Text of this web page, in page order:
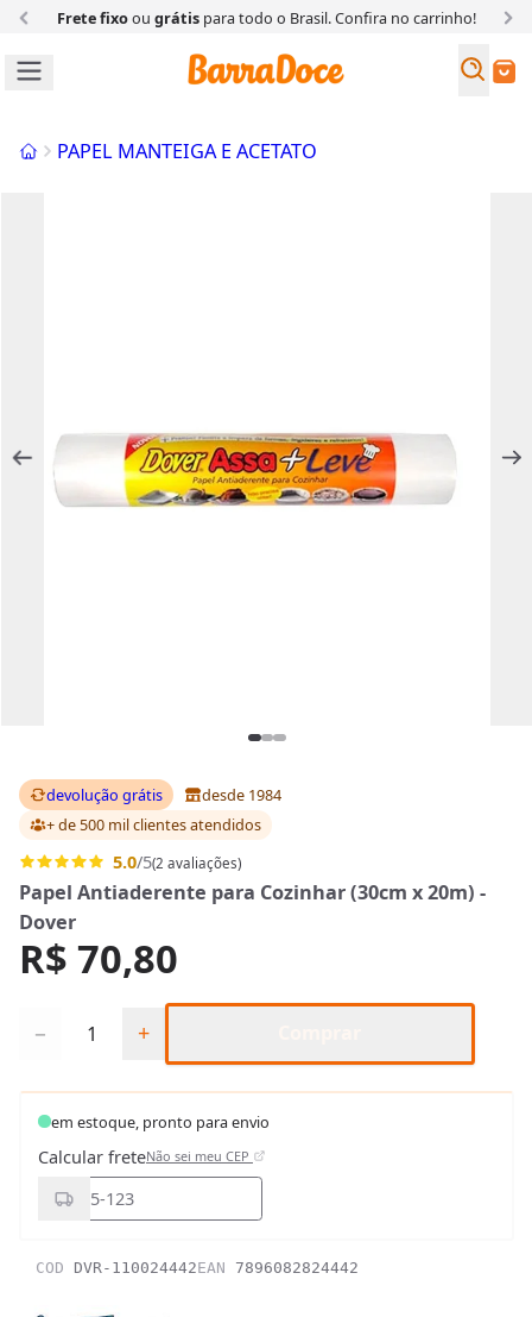
Frete fixoou grátispara todo o Brasil. Confira no carrinho!
Buscar
InícioPAPEL MANTEIGA E ACETATO
devolução grátis
desde 1984
+ de 500 mil clientesatendidos
5.0/5(2 avaliações)
Papel Antiaderente para Cozinhar (30cm x 20m) -
Dover
R$ 70,80
− +
em estoque, pronto para envio
Calcular freteNão sei meu CEP
COD DVR-110024442EAN 7896082824442